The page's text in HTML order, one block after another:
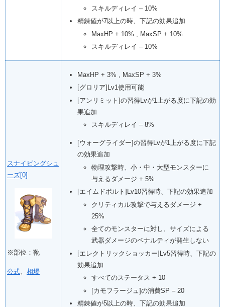
スキルディレイ – 10%
精錬値が7以上の時、下記の効果追加
MaxHP + 10% , MaxSP + 10%
スキルディレイ – 10%
スナイピングシュ
ーズ[0]
※部位：靴
公式 相場
MaxHP + 3% , MaxSP + 3%
[グロリア]Lv1使用可能
[アンリミット]の習得Lvが1上がる度に下記の効
果追加
スキルディレイ – 8%
[ウォーグライダー]の習得Lvが1上がる度に下記
の効果追加
物理攻撃時、小・中・大型モンスターに
与えるダメージ + 5%
[エイムドボルト]Lv10習得時、下記の効果追加
クリティカル攻撃で与えるダメージ +
25%
全てのモンスターに対し、サイズによる
武器ダメージのペナルティが発生しない
[エレクトリックショッカー]Lv5習得時、下記の
効果追加
すべてのステータス + 10
[カモフラージュ]の消費SP – 20
精錬値が5以上の時、下記の効果追加